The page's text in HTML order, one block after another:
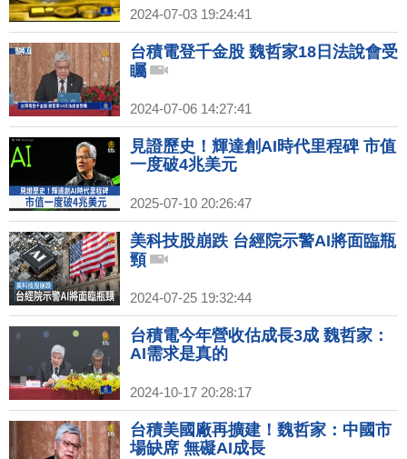
2024-07-03 19:24:41
台積電登千金股 魏哲家18日法說會受
矚
2024-07-06 14:27:41
見證歷史！輝達創AI時代里程碑 市值
一度破4兆美元
2025-07-10 20:26:47
美科技股崩跌 台經院示警AI將面臨瓶
頸
2024-07-25 19:32:44
台積電今年營收估成長3成 魏哲家：
AI需求是真的
2024-10-17 20:28:17
台積美國廠再擴建！魏哲家：中國市
場缺席 無礙AI成長